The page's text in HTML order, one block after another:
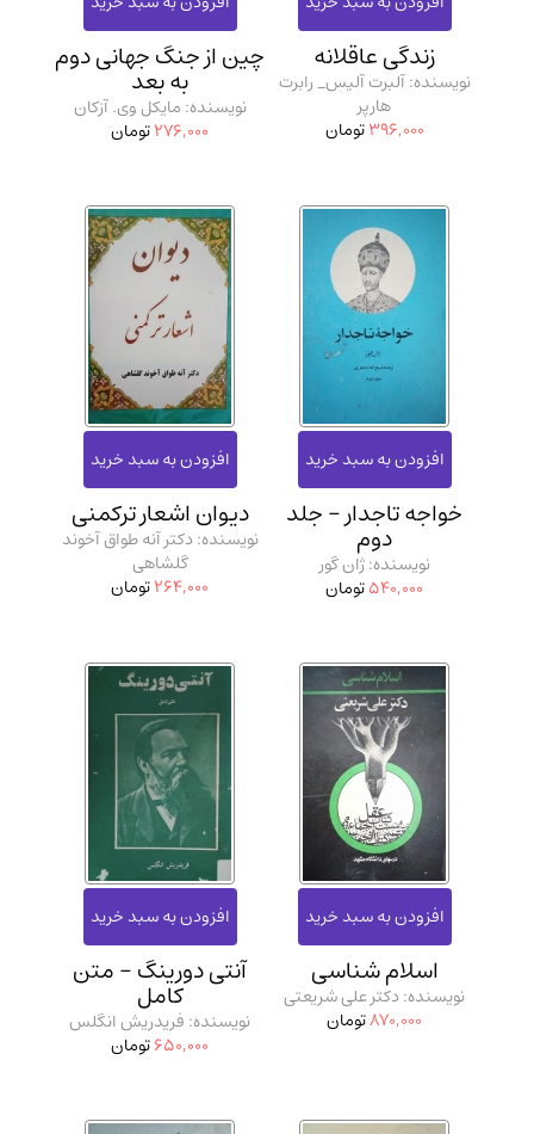
مدرسان شریف و انتشارت ارشد کتاب‌های..(2)
دانشگاه پیامـ نور(10)
زندگی عاقلانه
نویسنده: آلبرت آلیس_ رابرت
هارپر
396,000تومان
چین از جنگ جهانی دوم
به بعد
نویسنده: مایکل وی. آزکان
276,000تومان
خواجه تاجدار - جلد
دوم
نویسنده: ژان گور
540,000تومان
دیوان اشعار ترکمنی
نویسنده: دکتر آنه طواق آخوند
گلشاهی
264,000تومان
اسلام شناسی
نویسنده: دکتر علی شریعتی
870,000تومان
آنتی دورینگ - متن
کامل
نویسنده: فریدریش انگلس
650,000تومان